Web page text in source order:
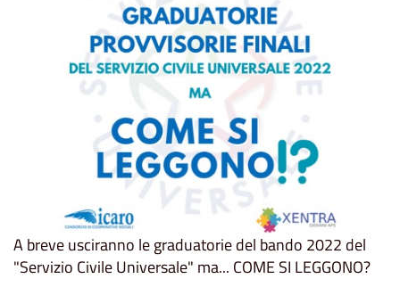
A breve usciranno le graduatorie del bando 2022 del
"Servizio Civile Universale" ma... COME SI LEGGONO?